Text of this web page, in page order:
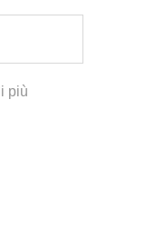
più